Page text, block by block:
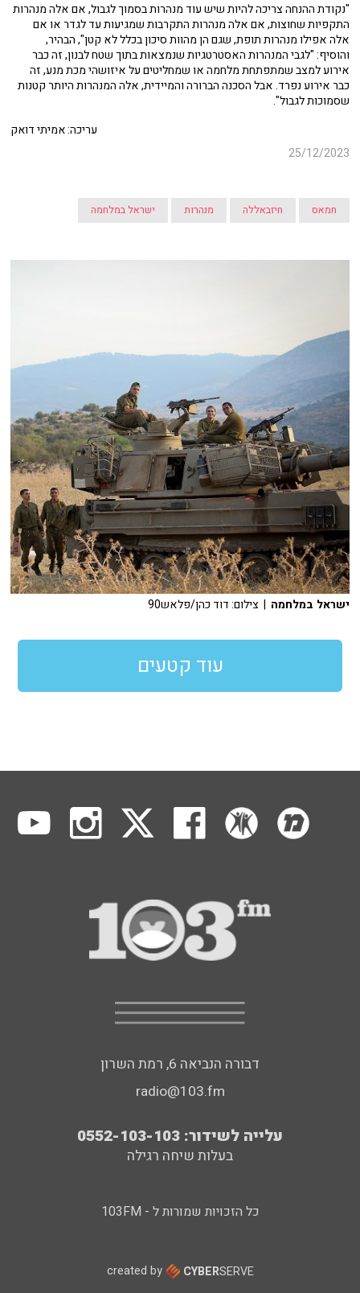
"נקודת ההנחה צריכה להיות שיש עוד מנהרות בסמוך לגבול, אם אלה מנהרות
התקפיות שחוצות, אם אלה מנהרות התקרבות שמגיעות עד לגדר או אם
אלה אפילו מנהרות תופת, שגם הן מהוות סיכון בכלל לא קטן", הבהיר,
והוסיף: "לגבי המנהרות האסטרטגיות שנמצאות בתוך שטח לבנון, זה כבר
אירוע למצב שמתפתחת מלחמה או שמחליטים על איזושהי מכת מנע, זה
כבר אירוע נפרד. אבל הסכנה הברורה והמיידית, אלה המנהרות היותר קטנות
שסמוכות לגבול".
עריכה: אמיתי דואק
25/12/2023
חמאס חיזבאללה מנהרות ישראל במלחמה
ישראל במלחמה | צילום: דוד כהן/פלאש90
עוד קטעים
דבורה הנביאה 6, רמת השרון
radio@103.fm
עלייה לשידור: 0552-103-103
בעלות שיחה רגילה
כל הזכויות שמורות ל - 103FM
created by CYBERSERVE